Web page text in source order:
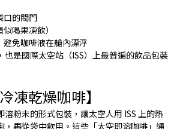
口的閥門
喝果凍飲）
避免咖啡液在艙內漂浮
也是國際太空站（ISS）上最普遍的飲品包裝
凍乾燥咖啡】
溶粉末的形式包裝，讓太空人用 ISS 上的熱
，再從袋中飲用。這些「太空即溶咖啡」通